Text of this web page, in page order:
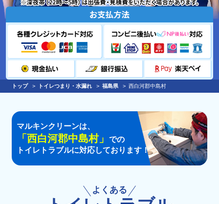
トップ トイレつまり・水漏れ 福島県 西白河郡中島村
マルキンクリーンは、
「西白河郡中島村」での
トイレトラブルに対応しております！
よくある